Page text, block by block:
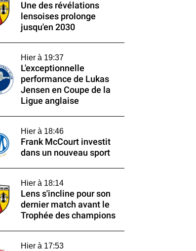
Une des révélations
lensoises prolonge
jusqu'en 2030
Hier à 19:37
L'exceptionnelle
performance de Lukas
Jensen en Coupe de la
Ligue anglaise
Hier à 18:46
Frank McCourt investit
dans un nouveau sport
Hier à 18:14
Lens s'incline pour son
dernier match avant le
Trophée des champions
Hier à 17:53